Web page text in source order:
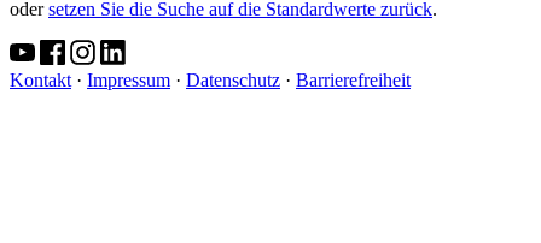
odersetzen Sie die Suche auf die Standardwerte zurück.
Kontakt · Impressum · Datenschutz · Barrierefreiheit